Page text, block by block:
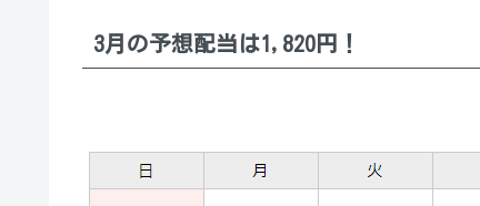
3月の予想配当は1,820円！